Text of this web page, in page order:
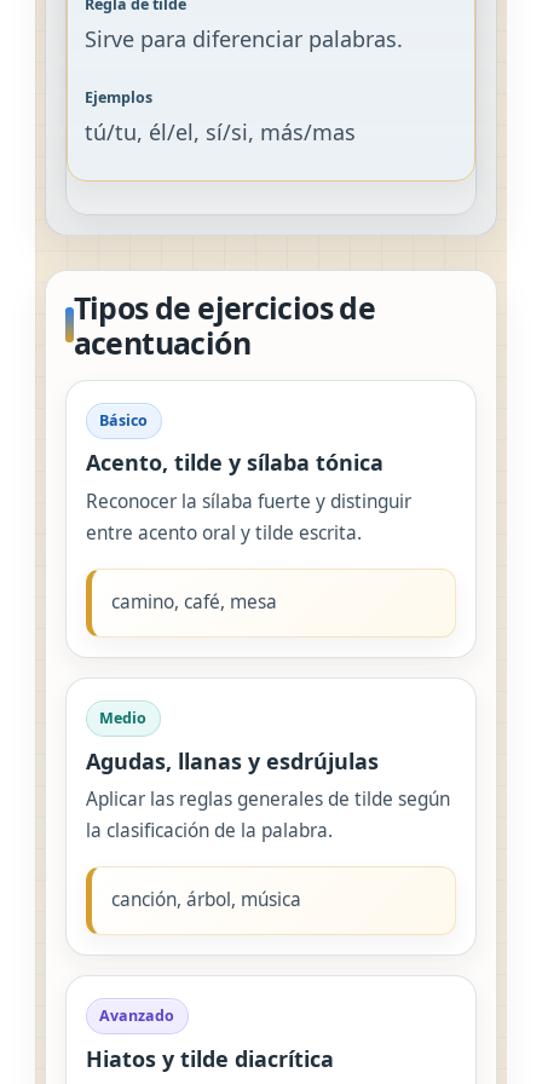
Sirve para diferenciar palabras.
tú/tu, él/el, sí/si, más/mas
Tipos de ejercicios de
acentuación
Básico
Acento, tilde y sílaba tónica
Reconocer la sílaba fuerte y distinguir
entre acento oral y tilde escrita.
camino, café, mesa
Medio
Agudas, llanas y esdrújulas
Aplicar las reglas generales de tilde según
la clasificación de la palabra.
canción, árbol, música
Avanzado
Hiatos y tilde diacrítica